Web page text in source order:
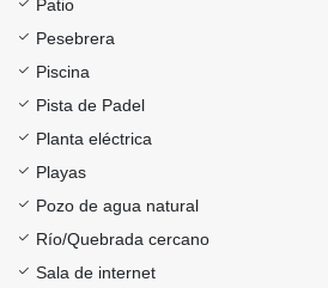
Patio
Pesebrera
Piscina
Pista de Padel
Planta eléctrica
Playas
Pozo de agua natural
Río/Quebrada cercano
Sala de internet